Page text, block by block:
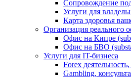
Сопровождение
Услуги для
Карта здоровья
Организация реального
Офис на Кипре
Офис на БВО
Услуги для IT-бизнеса
Forex
Gambling,